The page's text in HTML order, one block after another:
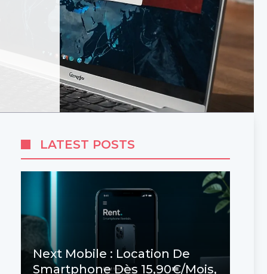
LATEST POSTS
Next Mobile : Location De
Smartphone Dès 15,90€/mois,